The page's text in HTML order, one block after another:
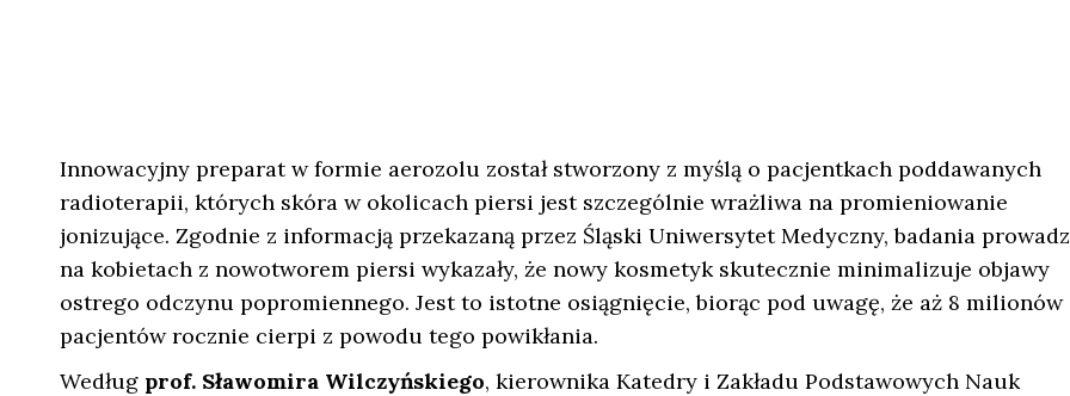
Innowacyjny preparat w formie aerozolu został stworzony z myślą o pacjentkach poddawanych
radioterapii, których skóra w okolicach piersi jest szczególnie wrażliwa na promieniowanie
jonizujące. Zgodnie z informacją przekazaną przez Śląski Uniwersytet Medyczny, badania
na kobietach z nowotworem piersi wykazały, że nowy kosmetyk skutecznie minimalizuje objawy
ostrego odczynu popromiennego. Jest to istotne osiągnięcie, biorąc pod uwagę, że aż 8 milionów
pacjentów rocznie cierpi z powodu tego powikłania.
Według prof. Sławomira Wilczyńskiego, kierownika Katedry i Zakładu Podstawowych Nauk